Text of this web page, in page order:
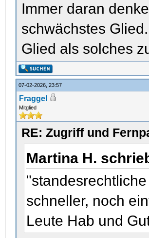
Immer daran
schwächstes
Glied als solches
07-02-2026, 23:57
Fraggel
Mitglied
RE: Zugriff und
Martina H.
schneller, noch
Leute Hab und